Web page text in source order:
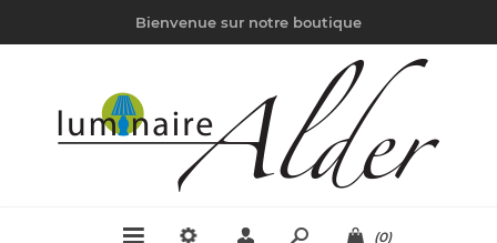
Bienvenue sur notre boutique
(0)